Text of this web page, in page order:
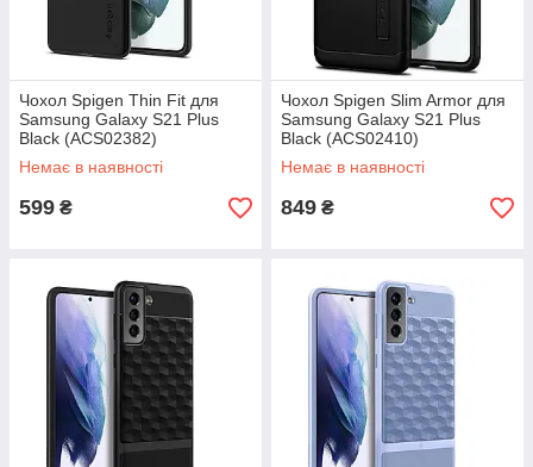
Чохол Spigen Thin Fit для
Samsung Galaxy S21 Plus
Black (ACS02382)
Немає в наявності
599 ₴
Чохол Spigen Slim Armor для
Samsung Galaxy S21 Plus
Black (ACS02410)
Немає в наявності
849 ₴